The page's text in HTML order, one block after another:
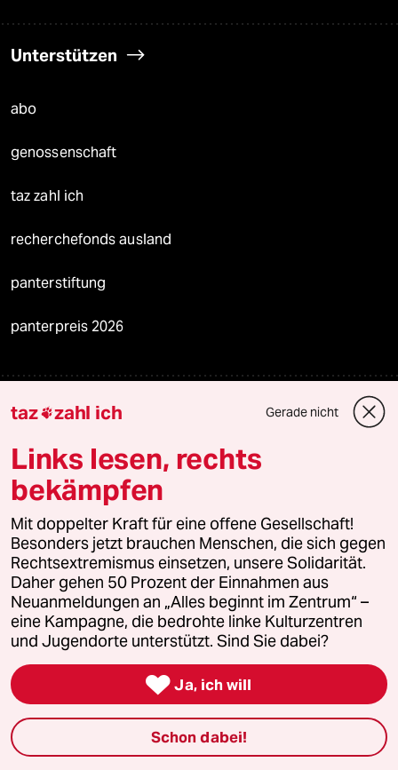
Unterstützen
abo
genossenschaft
taz zahl ich
recherchefonds ausland
panterstiftung
panterpreis 2026
Podcast
bundestalk
fernverbindung
klima update°
Mauerecho
Freie Rede
reingehen
Newsletter
taz zahl ich Gerade nicht
Links lesen, rechts
bekämpfen
Mit doppelter Kraft für eine offene Gesellschaft!
Besonders jetzt brauchen Menschen, die sich gegen
Rechtsextremismus einsetzen, unsere Solidarität.
Daher gehen 50 Prozent der Einnahmen aus
Neuanmeldungen an „Alles beginnt im Zentrum“ –
eine Kampagne, die bedrohte linke Kulturzentren
und Jugendorte unterstützt. Sind Sie dabei?
 Ja, ich will
Schon dabei!